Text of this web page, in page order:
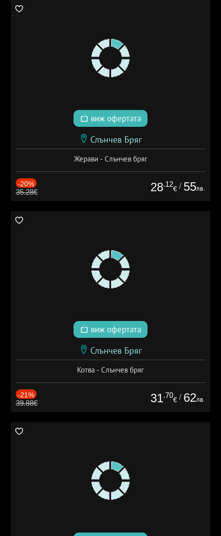
виж офертата
Слънчев Бряг
Жерави - Слънчев бряг
-20%
35.28€ 28.12
€ / 55лв.
виж офертата
Слънчев Бряг
Котва - Слънчев бряг
-21%
39.88€ 31.70
€ / 62лв.